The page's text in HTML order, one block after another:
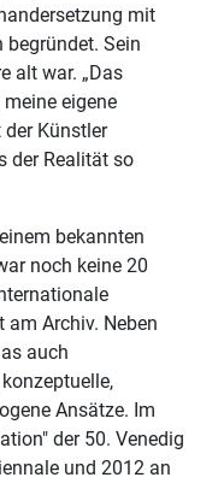
mit
Sein
alt war. „Das
eigene
der Künstler
der Realität so
bekannten
noch keine 20
Archiv. Neben
auch
Ansätze. Im
der 50. Venedig
und 2012 an